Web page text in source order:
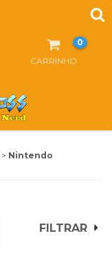
CARRINHO
0
> Nintendo
FILTRAR